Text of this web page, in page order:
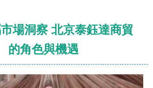
場洞察 北京泰鈺達商貿
的角色與機遇